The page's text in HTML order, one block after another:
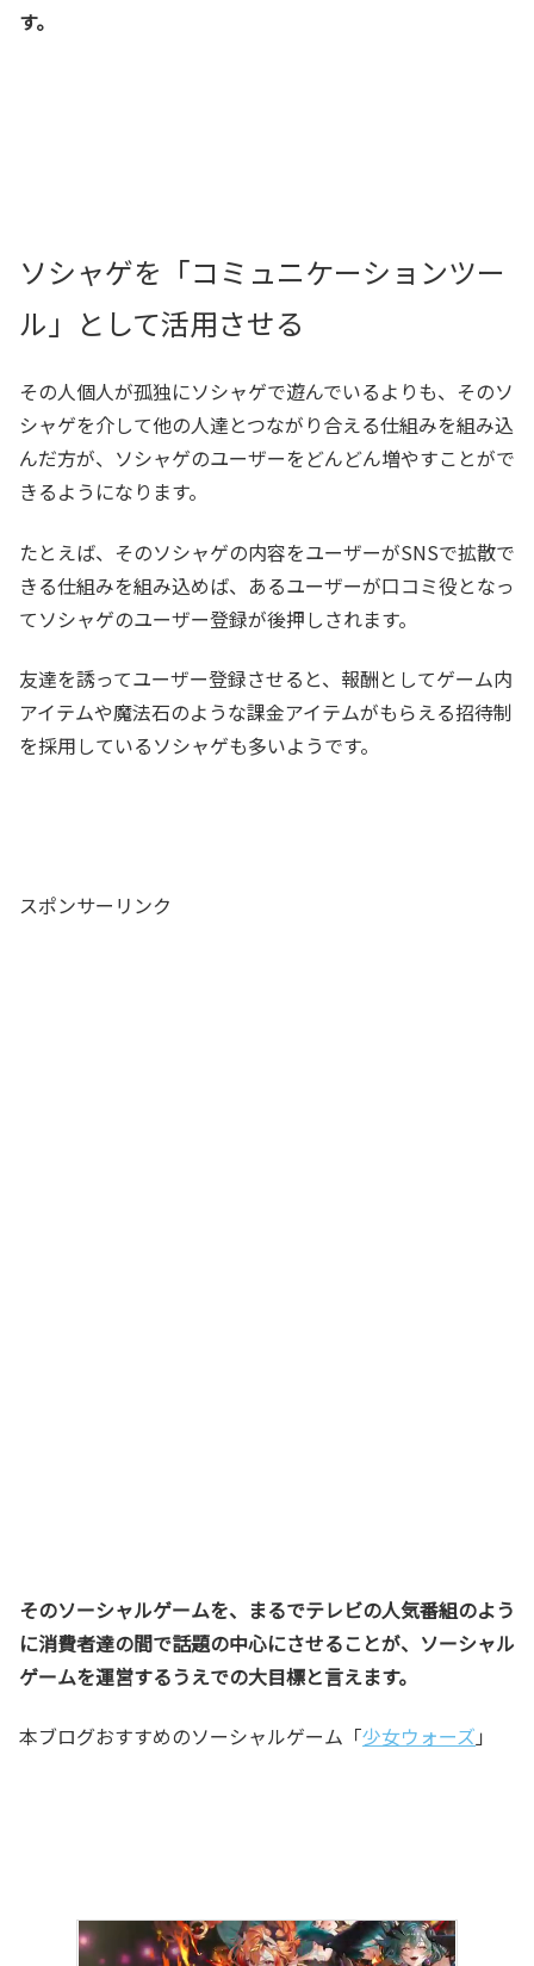
す。
ソシャゲを「コミュニケーションツー
ル」として活用させる
その人個人が孤独にソシャゲで遊んでいるよりも、そのソ
シャゲを介して他の人達とつながり合える仕組みを組み込
んだ方が、ソシャゲのユーザーをどんどん増やすことがで
きるようになります。
たとえば、そのソシャゲの内容をユーザーがSNSで拡散で
きる仕組みを組み込めば、あるユーザーが口コミ役となっ
てソシャゲのユーザー登録が後押しされます。
友達を誘ってユーザー登録させると、報酬としてゲーム内
アイテムや魔法石のような課金アイテムがもらえる招待制
を採用しているソシャゲも多いようです。
スポンサーリンク
そのソーシャルゲームを、まるでテレビの人気番組のよう
に消費者達の間で話題の中心にさせることが、ソーシャル
ゲームを運営するうえでの大目標と言えます。
本ブログおすすめのソーシャルゲーム「少女ウォーズ 」